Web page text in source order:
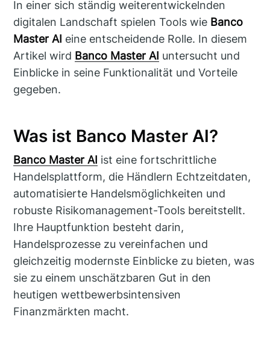
In einer sich ständig weiterentwickelnden
digitalen Landschaft spielen Tools wie Banco
Master AI eine entscheidende Rolle. In diesem
Artikel wird Banco Master AI untersucht und
Einblicke in seine Funktionalität und Vorteile
gegeben.
Was ist Banco Master AI?
Banco Master AI ist eine fortschrittliche
Handelsplattform, die Händlern Echtzeitdaten,
automatisierte Handelsmöglichkeiten und
robuste Risikomanagement-Tools bereitstellt.
Ihre Hauptfunktion besteht darin,
Handelsprozesse zu vereinfachen und
gleichzeitig modernste Einblicke zu bieten, was
sie zu einem unschätzbaren Gut in den
heutigen wettbewerbsintensiven
Finanzmärkten macht.